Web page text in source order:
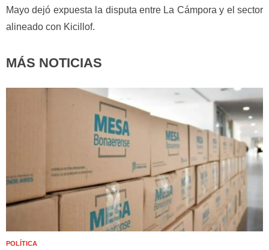
Mayo dejó expuesta la disputa entre La Cámpora y el sector
alineado con Kicillof.
MÁS NOTICIAS
POLÍTICA